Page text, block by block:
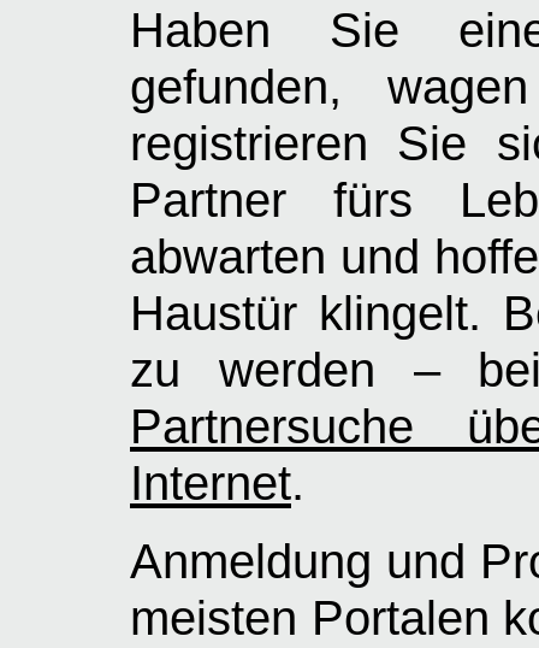
Haben Sie
gefunden,
registrieren Sie
Partner fürs
abwarten und
Haustür klingelt.
zu werden –
Partnersuche
Internet.
Anmeldung und
meisten Portalen